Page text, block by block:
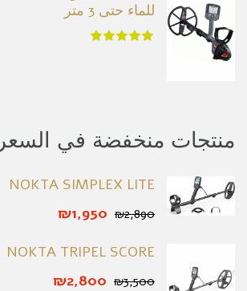
للماء حتى 3 متر
منتجات منخفضة في السعر
NOKTA SIMPLEX LITE
₪2,890
₪1,950
NOKTA TRIPEL SCORE
₪3,500
₪2,800